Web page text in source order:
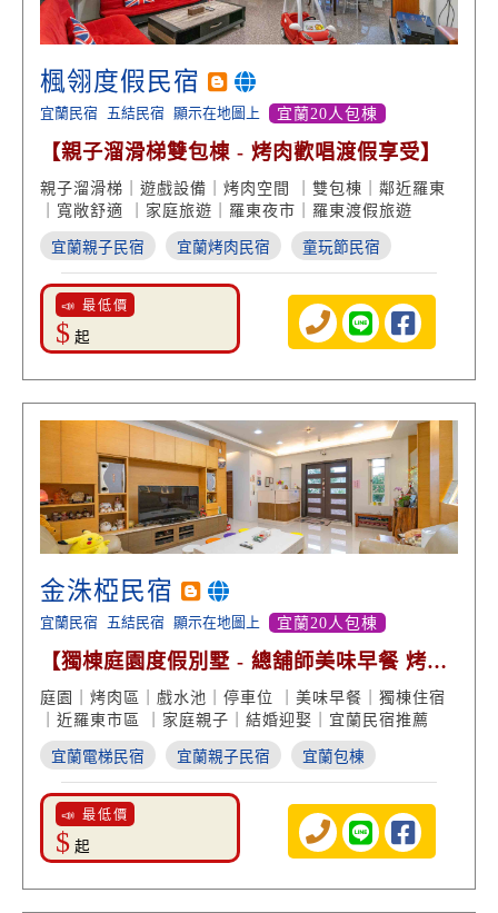
楓翎度假民宿
宜蘭民宿 五結民宿 顯示在地圖上 宜蘭20人包棟
【親子溜滑梯雙包棟 - 烤肉歡唱渡假享受】
親子溜滑梯｜遊戲設備｜烤肉空間 ｜雙包棟｜鄰近羅東
｜寬敞舒適 ｜家庭旅遊｜羅東夜市｜羅東渡假旅遊
宜蘭親子民宿 宜蘭烤肉民宿 童玩節民宿
📣 最低價
$ 起
金洙椏民宿
宜蘭民宿 五結民宿 顯示在地圖上 宜蘭20人包棟
【獨棟庭園度假別墅 - 總舖師美味早餐 烤肉
戲水包棟】
庭園｜烤肉區｜戲水池｜停車位 ｜美味早餐｜獨棟住宿
｜近羅東市區 ｜家庭親子｜結婚迎娶｜宜蘭民宿推薦
宜蘭電梯民宿 宜蘭親子民宿 宜蘭包棟
📣 最低價
$ 起